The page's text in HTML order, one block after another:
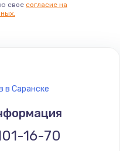
свое согласие на
в Саранске
16-70